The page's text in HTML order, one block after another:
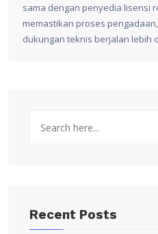
sama dengan penyedia lisensi
memastikan proses
dukungan teknis berjalan lebih
Recent Posts